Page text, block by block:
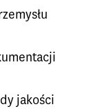
jakości